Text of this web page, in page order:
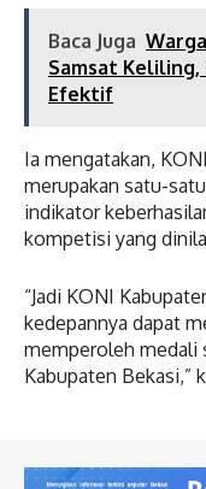
Baca Juga
Samsat Keliling,
Efektif
Ia mengatakan,
merupakan satu-
indikator
kompetisi yang
“Jadi KONI
kedepannya dapat
memperoleh medali
Kabupaten Bekasi,”